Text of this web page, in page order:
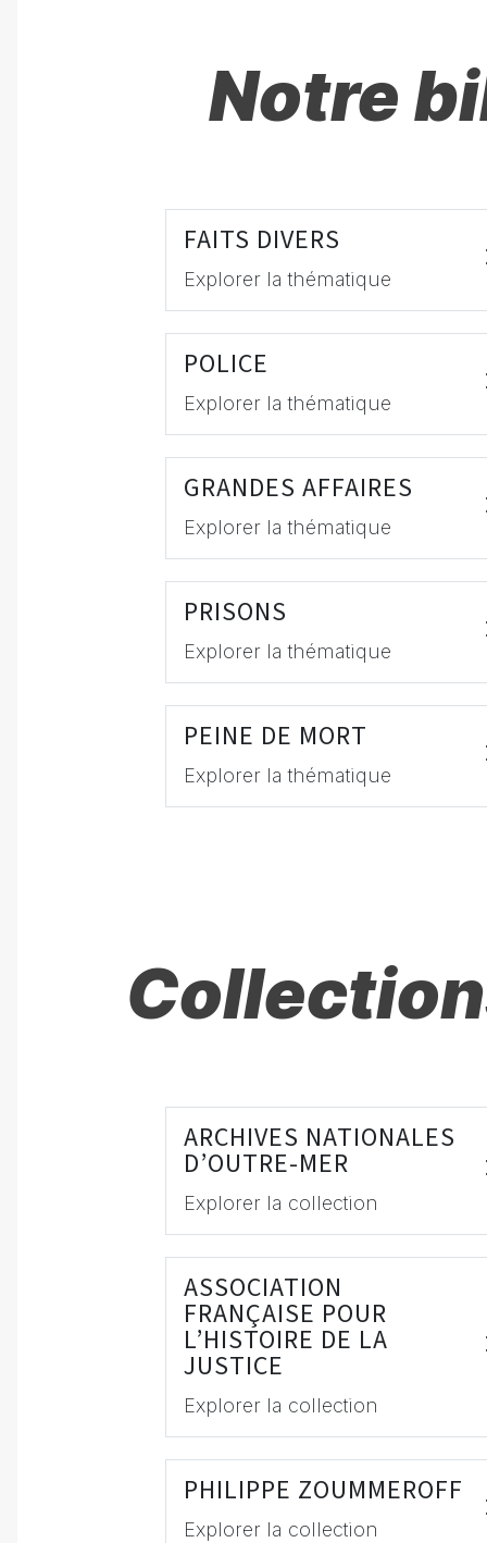
Notre
FAITS DIVERS
Explorer la thématique
POLICE
Explorer la thématique
GRANDES AFFAIRES
Explorer la thématique
PRISONS
Explorer la thématique
PEINE DE MORT
Explorer la thématique
ARCHIVES NATIONALES
D’OUTRE-MER
Explorer la collection
ASSOCIATION
FRANÇAISE POUR
L’HISTOIRE DE LA
JUSTICE
Explorer la collection
PHILIPPE ZOUMMEROFF
Explorer la collection